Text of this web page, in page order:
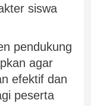
siswa
pendukung
agar
efektif dan
peserta